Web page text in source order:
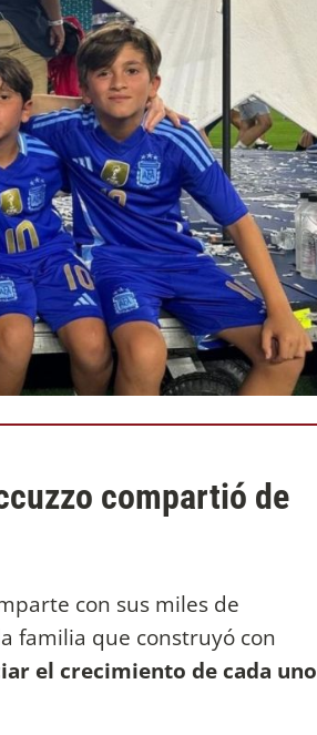
compartió de
con sus miles de
familia que construyó con
el crecimiento de cada uno